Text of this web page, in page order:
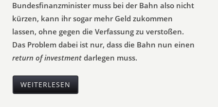
Bundesfinanzminister muss bei der Bahn also nicht
kürzen, kann ihr sogar mehr Geld zukommen
lassen, ohne gegen die Verfassung zu verstoßen.
Das Problem dabei ist nur, dass die Bahn nun einen
return of investment darlegen muss.
WEITERLESEN